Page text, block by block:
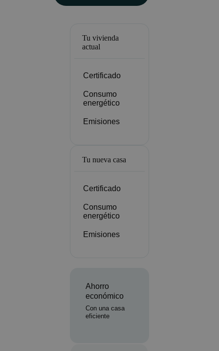
Tu vivienda
actual
Certificado
Consumo
energético
Emisiones
Tu nueva casa
Certificado
Consumo
energético
Emisiones
Ahorro
económico
Con una casa
eficiente